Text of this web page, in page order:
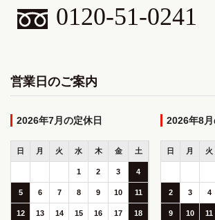
0120-51-0241
営業日のご案内
2026年7月
日 月 火 水 木 金 土
1 2 3 4
5 6 7 8 9 10 11
12 13 14 15 16 17 18
2026年8月
日 月 火
2 3 4
9 10 11